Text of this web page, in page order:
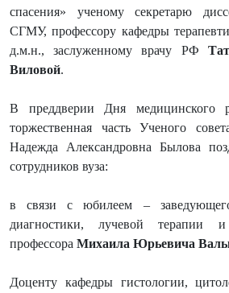
спасения» ученому секретарю
СГМУ, профессору кафедры
д.м.н., заслуженному врачу РФ
Виловой.
В преддверии Дня медицинского
торжественная часть Ученого
Надежда Александровна Былова
сотрудников вуза:
в связи с юбилеем –
диагностики, лучевой терапии
профессора Михаила Юрьевича
Доценту кафедры гистологии,